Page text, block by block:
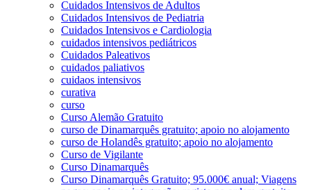
Cuidados Intensivos de Adultos
Cuidados Intensivos de Pediatria
Cuidados Intensivos e Cardiologia
cuidados intensivos pediátricos
Cuidados Paleativos
cuidados paliativos
cuidaos intensivos
curativa
curso
Curso Alemão Gratuito
curso de Dinamarquês gratuito; apoio no alojamento
curso de Holandês gratuito; apoio no alojamento
Curso de Vigilante
Curso Dinamarquês
Curso Dinamarquês Gratuito; 95.000€ anual; Viagens